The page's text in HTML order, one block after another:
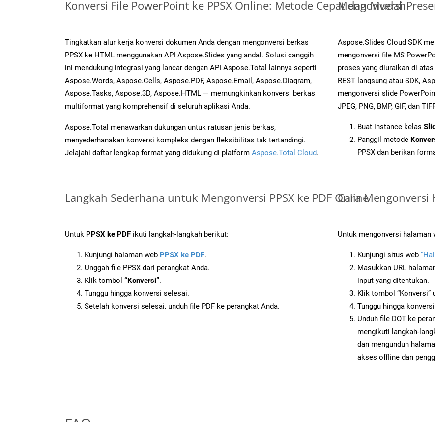
Konversi File PowerPoint ke PPSX Online: Metode Cepat dan Mudah
Tingkatkan alur kerja konversi dokumen Anda dengan mengonversi berkas
PPSX ke HTML menggunakan API Aspose.Slides yang andal. Solusi canggih
ini mendukung integrasi yang lancar dengan API Aspose.Total lainnya seperti
Aspose.Words, Aspose.Cells, Aspose.PDF, Aspose.Email, Aspose.Diagram,
Aspose.Tasks, Aspose.3D, Aspose.HTML — memungkinkan konversi berkas
multiformat yang komprehensif di seluruh aplikasi Anda.
Aspose.Total menawarkan dukungan untuk ratusan jenis berkas,
menyederhanakan konversi kompleks dengan fleksibilitas tak tertandingi.
Jelajahi daftar lengkap format yang didukung di platform Aspose.Total Cloud.
Mengonversi
Aspose.Slides Cloud SDK
mengonversi file MS
proses yang diuraikan di
REST langsung atau SDK,
mengonversi slide
JPEG, PNG, BMP, GIF, dan
Buat instance kelas
Panggil metode
PPSX dan berikan
Langkah Sederhana untuk Mengonversi PPSX ke PDF Online
Untuk PPSX ke PDF ikuti langkah-langkah berikut:
Kunjungi halaman web PPSX ke PDF.
Unggah file PPSX dari perangkat Anda.
Klik tombol “Konversi”.
Tunggu hingga konversi selesai.
Setelah konversi selesai, unduh file PDF ke perangkat Anda.
Cara Mengonversi
Untuk mengonversi halaman
Kunjungi situs web
Masukkan URL
input yang ditentukan.
Klik tombol
Tunggu hingga
Unduh file DOT ke
mengikuti langkah-
dan mengunduh
akses offline dan